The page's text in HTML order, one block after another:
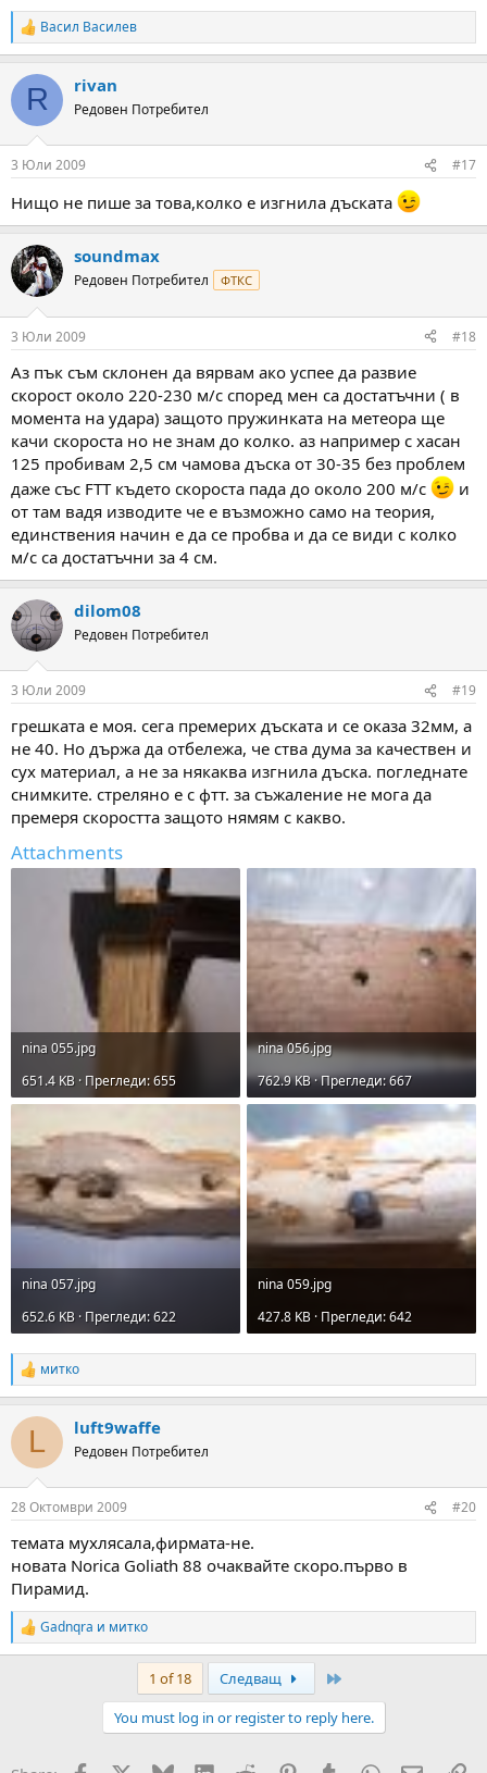
R
e
c
i
s
Васил Василев
R rivan
Редовен Потребител
3 Юли 2009 #17
Нищо не пише за това,колко е изгнила дъската
soundmax
Редовен Потребител ФТКС
3 Юли 2009 #18
Аз пък съм склонен да вярвам ако успее да развие
скорост около 220-230 м/с според мен са достатъчни ( в
момента на удара) защото пружинката на метеора ще
качи скороста но не знам до колко. аз например с хасан
125 пробивам 2,5 см чамова дъска от 30-35 без проблем
даже със FTT където скороста пада до около 200 м/с
и
от там вадя изводите че е възможно само на теория,
единствения начин е да се пробва и да се види с колко
м/с са достатъчни за 4 см.
dilom08
Редовен Потребител
3 Юли 2009 #19
грешката е моя. сега премерих дъската и се оказа 32мм, а
не 40. Но държа да отбележа, че ства дума за качествен и
сух материал, а не за някаква изгнила дъска. погледнате
снимките. стреляно е с фтт. за съжаление не мога да
премеря скоростта защото нямям с какво.
Attachments
nina 055.jpg
651.4 KB · Прегледи: 655
nina 056.jpg
762.9 KB · Прегледи: 667
nina 057.jpg
652.6 KB · Прегледи: 622
nina 059.jpg
427.8 KB · Прегледи: 642
R
e
c
i
s
митко
L luft9waffe
Редовен Потребител
28 Октомври 2009 #20
темата мухлясала,фирмата-не.
новата Norica Goliath 88 очаквайте скоро.първо в
Пирамид.
R
e
Gadnqra и митко
1 of 18 Следващ
You must log in or register to reply here.